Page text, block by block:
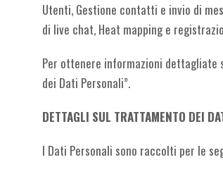
Utenti, Gestione contatti e invio di
di live chat, Heat mapping e
Per ottenere informazioni
dei Dati Personali”.
DETTAGLI SUL TRATTAMENTO DEI
I Dati Personali sono raccolti per le